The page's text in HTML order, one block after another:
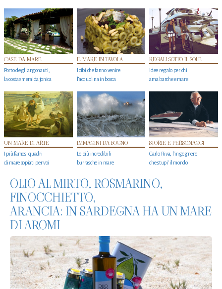
CASE DA MARE
Porto degli argonauti,
la costa smeralda jonica
IL MARE IN TAVOLA
I cibi che fanno venire
l’acquolina in bocca
REGALI SOTTO IL SOLE
Idee regalo per chi
ama barche e mare
UN MARE DI ARTE
I più famosi quadri
di mare copiati per voi
IMMAGINI DA SOGNO
Le più incredibili
burrasche in mare
STORIE E PERSONAGGI
Carlo Riva, l’ingegnere
che stupi' il mondo
OLIO AL MIRTO, ROSMARINO,
FINOCCHIETTO,
ARANCIA: IN SARDEGNA HA UN MARE
DI AROMI